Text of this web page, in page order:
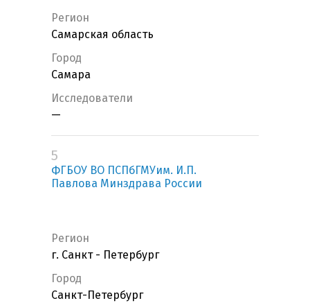
Регион
Самарская область
Город
Самара
Исследователи
—
5
ФГБОУ ВО ПСПбГМУим. И.П.
Павлова Минздрава России
Регион
г. Санкт - Петербург
Город
Санкт-Петербург